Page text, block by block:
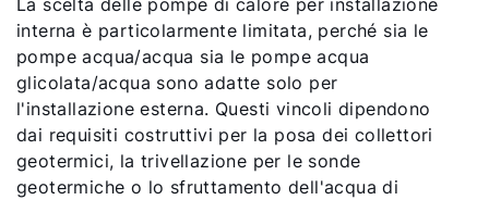
interna è particolarmente limitata, perché sia le
pompe acqua/acqua sia le pompe acqua
glicolata/acqua sono adatte solo per
l'installazione esterna. Questi vincoli dipendono
dai requisiti costruttivi per la posa dei collettori
geotermici, la trivellazione per le sonde
geotermiche o lo sfruttamento dell'acqua di